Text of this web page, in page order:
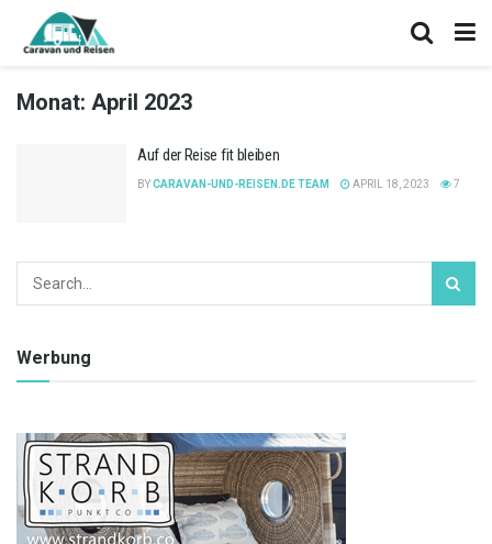
Monat: April 2023
Auf der Reise fit bleiben
BYCARAVAN-UND-REISEN.DE TEAM APRIL 18, 2023 7
Werbung